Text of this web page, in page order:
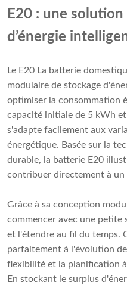
E20 : une
d’énergie
Le E20 La batterie
modulaire de stockage
optimiser la consommation
capacité initiale de 5 kWh
s'adapte facilement aux
énergétique. Basée sur la
durable, la batterie E20
contribuer directement à un
Grâce à sa conception
commencer avec une petite
et l'étendre au fil du temps.
parfaitement à l'évolution
flexibilité et la planification
En stockant le surplus